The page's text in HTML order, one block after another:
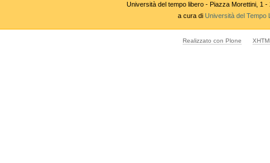
Università del tempo libero - Piazza Morettini, 1
a cura di Università del Tempo
Realizzato con Plone